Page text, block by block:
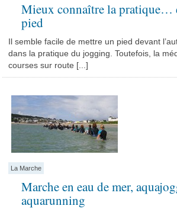
Mieux connaître la pratique…
pied
Il semble facile de mettre un pied devant
dans la pratique du jogging. Toutefois, la
courses sur route [...]
La Marche
Marche en eau de mer,
aquarunning